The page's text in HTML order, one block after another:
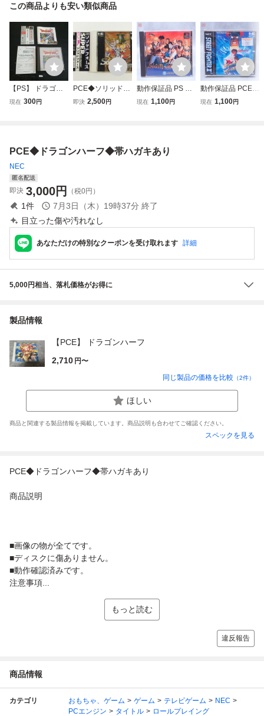
この商品よりも安い類似商品
【PS】 ドラゴン
クエストIV 導かれ
現在 300円
PCE◆ソリッドフ
ォース◆帯ハガキ
即決 2,500円
動作保証品 PS プ
レステ スラムドラ
現在 1,100円
動作保証品 PCE P
Cエンジン PCE ス
現在 1,100円
PCE◆ドラゴンハーフ◆帯ハガキあり
NEC
匿名配送
即決 3,000円 （税0円）
1件 7月3日（木）19時37分 終了
目立った傷や汚れなし
あなただけの特別なクーポンを受け取れます 詳細
5,000円相当、落札価格がお得に
製品情報
【PCE】 ドラゴンハーフ
2,710 円〜
同じ製品の価格を比較 （2件）
ほしい
商品と関連する製品情報を掲載しています。商品説明も合わせてご確認ください。
スペックを見る
PCE◆ドラゴンハーフ◆帯ハガキあり
商品説明
■画像の物が全てです。
■ディスクに傷ありません。
■動作確認済みです。
注意事項...
もっと読む
違反報告
商品情報
カテゴリ おもちゃ、ゲーム ゲーム テレビゲーム
NEC
PCエンジン
タイトル ロールプレイング